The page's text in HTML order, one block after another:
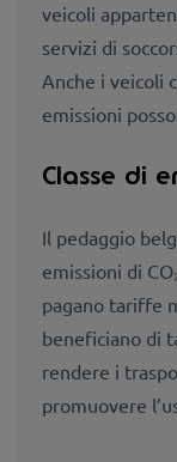
veicoli
servizi di
Anche i veicoli
emissioni
Classe di
Il pedaggio
emissioni di
pagano tariffe
beneficiano di
rendere i
promuovere